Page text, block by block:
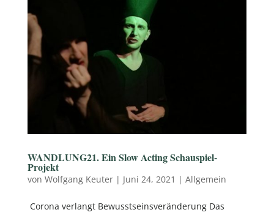
WANDLUNG21. Ein Slow Acting Schauspiel-
Projekt
von Wolfgang Keuter| Juni 24, 2021 | Allgemein
Corona verlangt Bewusstseinsveränderung Das